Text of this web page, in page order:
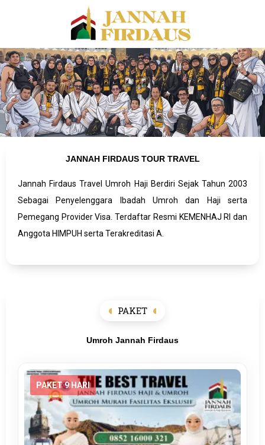
JANNAH FIRDAUS TOUR TRAVEL
Jannah Firdaus Travel Umroh Haji Berdiri Sejak Tahun 2003
Sebagai Penyelenggara Ibadah Umroh dan Haji serta
Pemegang Provider Visa. Terdaftar Resmi KEMENHAJ RI dan
Anggota HIMPUH serta Terakreditasi A.
PAKET
Umroh Jannah Firdaus
PAKET 9 HARI